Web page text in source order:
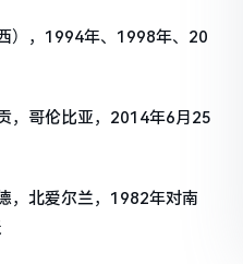
），1994年、1998年、20
，哥伦比亚，2014年6月25
，北爱尔兰，1982年对南